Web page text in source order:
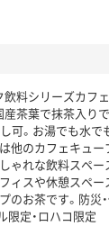
です。下記商品
細／加点項目
料シリーズカフ
産茶葉で抹茶入り
可。お湯でも水で
他のカフェキュ
ゃれな飲料スペ
ィスや休憩スペ
のお茶です。防災
限定・ロハコ限定